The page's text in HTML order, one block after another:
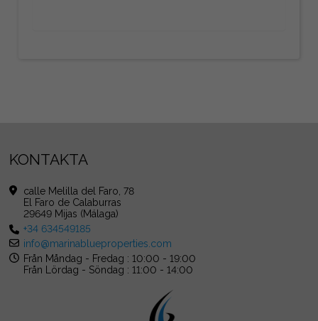
KONTAKTA
calle Melilla del Faro, 78
El Faro de Calaburras
29649 Mijas (Málaga)
+34 634549185
info@marinablueproperties.com
Från Måndag - Fredag : 10:00 - 19:00
Från Lördag - Söndag : 11:00 - 14:00